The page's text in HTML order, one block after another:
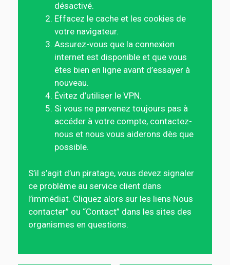
désactivé.
Effacez le cache et les cookies de
votre navigateur.
Assurez-vous que la connexion
internet est disponible et que vous
êtes bien en ligne avant d’essayer à
nouveau.
Évitez d’utiliser le VPN.
Si vous ne parvenez toujours pas à
accéder à votre compte, contactez-
nous et nous vous aiderons dès que
possible.
S’il s’agit d’un piratage, vous devez signaler
ce problème au service client dans
l’immédiat. Cliquez alors sur les liens Nous
contacter” ou “Contact” dans les sites des
organismes en questions.